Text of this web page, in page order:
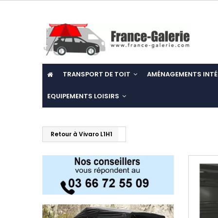
TRANSPORT DE TOIT AMÉNAGEMENTS
EQUIPEMENTS LOISIRS
Retour à Vivaro L1H1